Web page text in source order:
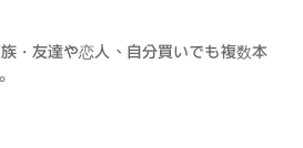
・友達や恋人、自分買いでも複数本